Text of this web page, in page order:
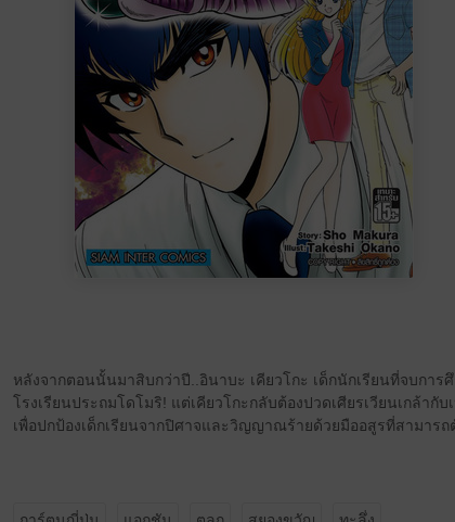
หลังจากตอนนั้นมาสิบกว่าปี..อินาบะ เคียวโกะ เด็กนักเรียนที่จบกา
โรงเรียนประถมโดโมริ! แต่เคียวโกะกลับต้องปวดเศียรเวียนเกล้า
เพื่อปกป้องเด็กเรียนจากปิศาจและวิญญาณร้ายด้วยมืออสูรที่สามา